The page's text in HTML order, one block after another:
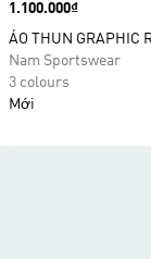
Price
1.100.000₫
ÁO THUN GRAPHIC
Nam Sportswear
3 colours
Mới